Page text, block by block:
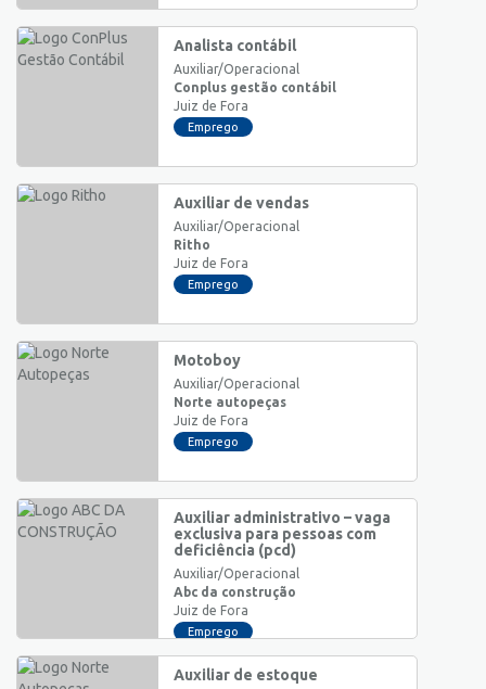
Analista contábil
Auxiliar/Operacional
Conplus gestão contábil
Juiz de Fora
Emprego
Auxiliar de vendas
Auxiliar/Operacional
Ritho
Juiz de Fora
Emprego
Motoboy
Auxiliar/Operacional
Norte autopeças
Juiz de Fora
Emprego
Auxiliar administrativo – vaga
exclusiva para pessoas com
deficiência (pcd)
Auxiliar/Operacional
Abc da construção
Juiz de Fora
Emprego
Auxiliar de estoque